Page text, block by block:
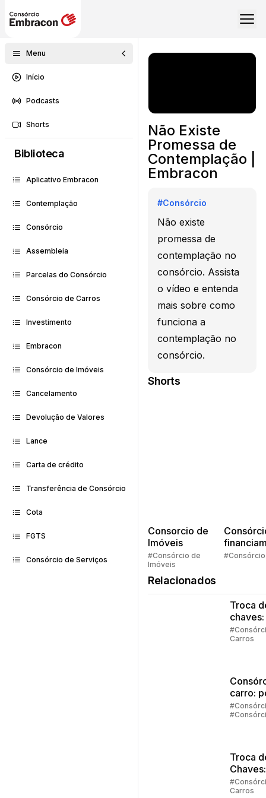
Menu
Início
Podcasts
Shorts
Biblioteca
Aplicativo Embracon
Contemplação
Consórcio
Assembleia
Parcelas do Consórcio
Consórcio de Carros
Investimento
Embracon
Consórcio de Imóveis
Cancelamento
Devolução de Valores
Lance
Carta de crédito
Transferência de Consórcio
Cota
FGTS
Consórcio de Serviços
Não Existe
Promessa de
Contemplação |
Embracon
#Consórcio
Não existe
promessa de
contemplação no
consórcio. Assista
o vídeo e entenda
mais sobre como
funciona a
contemplação no
consórcio.
Shorts
Consorcio de
Imóveis
#Consórcio de
Imóveis
Quem
#Consórcio
Relacionados
Troca
regras
Carros
carro:
vale a
Troca
Chaves:
Carros